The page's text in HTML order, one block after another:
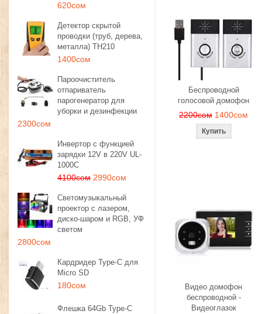
620сом
Детектор скрытой
проводки (труб, дерева,
металла) TH210
1400сом
Пароочиститель
отпариватель
парогенератор для
уборки и дезинфекции
2300сом
Инвертор с функцией
зарядки 12V в 220V UL-
1000C
4100сом 2990сом
Светомузыкальный
проектор с лазером,
диско-шаром и RGB, УФ
светом
2800сом
Кардридер Type-C для
Micro SD
180сом
Флешка 64Gb Type-C
Беспроводной
голосовой домофон
2200сом 1400сом
Видео домофон
беспроводной -
Видеоглазок